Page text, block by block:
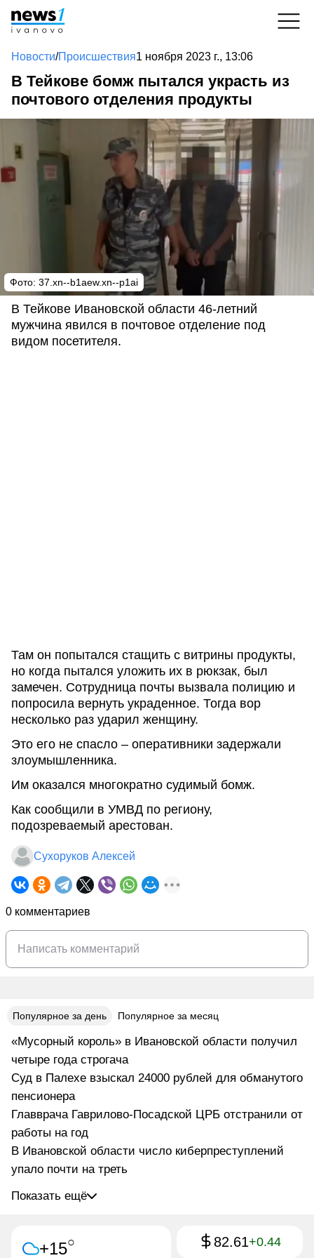
Новости/Происшествия1 ноября 2023 г., 13:06
В Тейкове бомж пытался украсть из
почтового отделения продукты
Фото: 37.xn--b1aew.xn--p1ai
В Тейкове Ивановской области 46-летний
мужчина явился в почтовое отделение под
видом посетителя.
Там он попытался стащить с витрины продукты,
но когда пытался уложить их в рюкзак, был
замечен. Сотрудница почты вызвала полицию и
попросила вернуть украденное. Тогда вор
несколько раз ударил женщину.
Это его не спасло – оперативники задержали
злоумышленника.
Им оказался многократно судимый бомж.
Как сообщили в УМВД по региону,
подозреваемый арестован.
Сухоруков Алексей
0 комментариев
Популярное за день Популярное за месяц
«Мусорный король» в Ивановской области получил
четыре года строгача
Суд в Палехе взыскал 24000 рублей для обманутого
пенсионера
Главврача Гаврилово-Посадской ЦРБ отстранили от
работы на год
В Ивановской области число киберпреступлений
упало почти на треть
Показать ещё
+15○ 82.61+0.44